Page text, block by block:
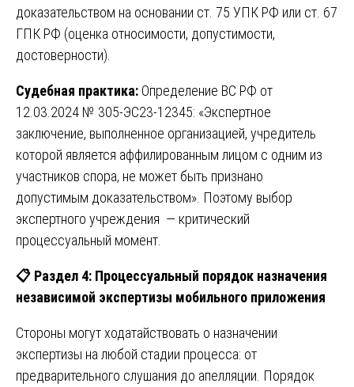
доказательством на основании ст. 75 УПК РФ или ст. 67
ГПК РФ (оценка относимости, допустимости,
достоверности).
Судебная практика: Определение ВС РФ от
12.03.2024 № 305-ЭС23-12345: «Экспертное
заключение, выполненное организацией, учредитель
которой является аффилированным лицом с одним из
участников спора, не может быть признано
допустимым доказательством». Поэтому выбор
экспертного учреждения — критический
процессуальный момент.
📋 Раздел 4: Процессуальный порядок назначения
независимой экспертизы мобильного приложения
Стороны могут ходатайствовать о назначении
экспертизы на любой стадии процесса: от
предварительного слушания до апелляции. Порядок